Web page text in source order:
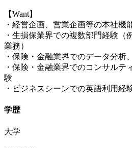
【Want】
・経営企画、営業企画等の本社機
・生損保業界での複数部門経験（
業務）
・保険・金融業界でのデータ分析
・保険・金融業界でのコンサルテ
験
・ビジネスシーンでの英語利用経
学歴
大学